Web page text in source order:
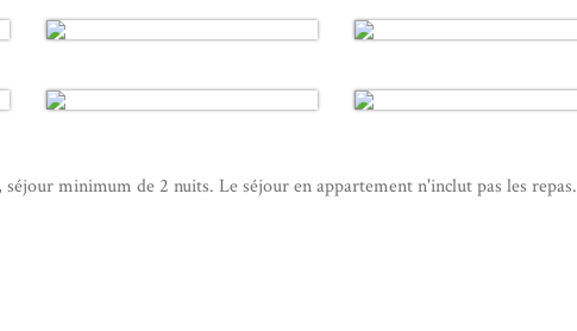
minimum de 2 nuits. Le séjour en appartement n'inclut pas les repas.